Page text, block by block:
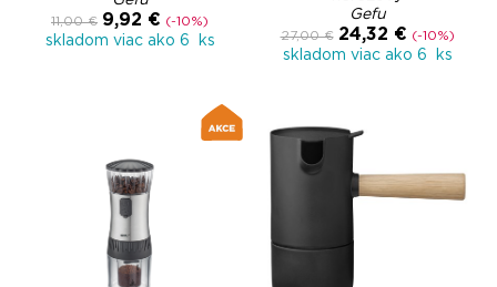
11,00 € 9,92 € (-10%)
skladom viac ako 6 ks
Gefu
27,00 € 24,32 € (-10%)
skladom viac ako 6 ks